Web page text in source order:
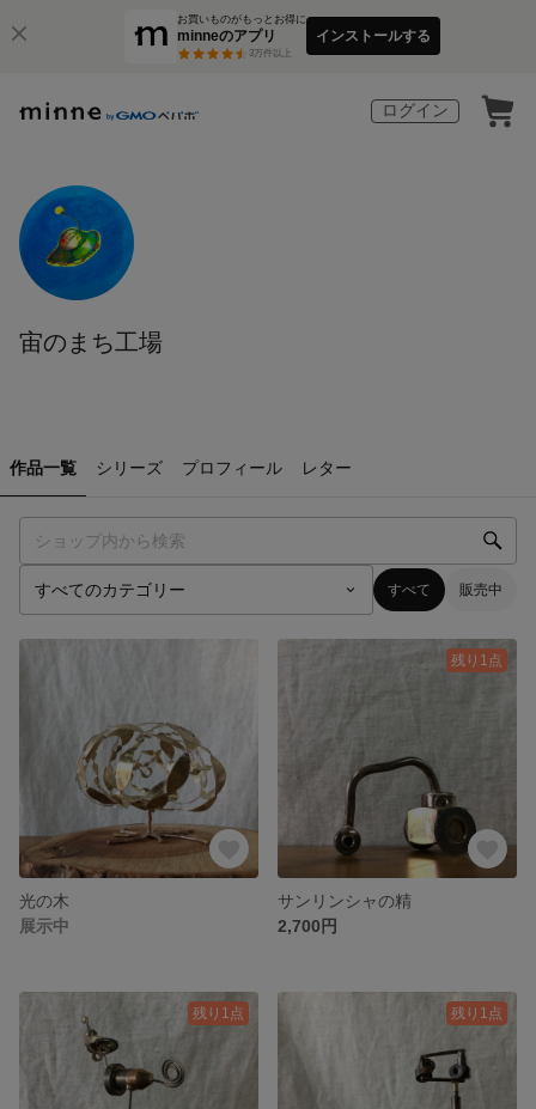
お買いものがもっとお得に
minneのアプリ
3万件以上
インストールする
ログイン
宙のまち工場
作品一覧 シリーズ プロフィール レター
すべて 販売中
光の木
展示中
残り1点
サンリンシャの精
2,700円
残り1点 残り1点